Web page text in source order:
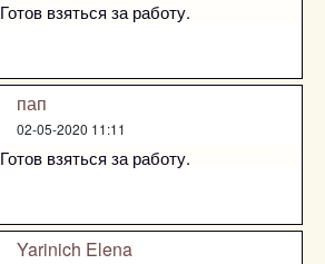
Готов взяться за работу.
пап
02-05-2020 11:11
Готов взяться за работу.
Yarinich Elena